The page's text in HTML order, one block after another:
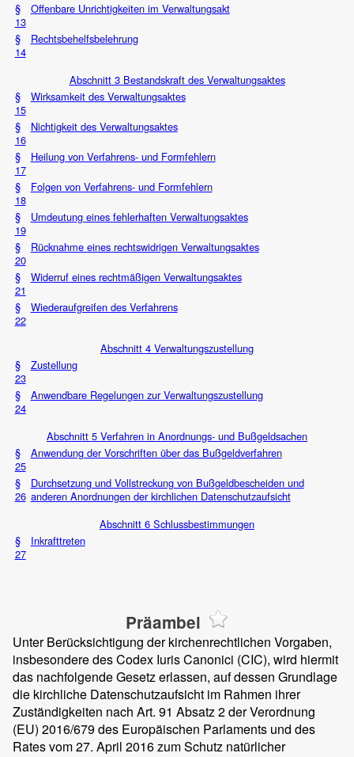
§
13
Offenbare Unrichtigkeiten im Verwaltungsakt
§
14
Rechtsbehelfsbelehrung
Abschnitt 3 Bestandskraft des Verwaltungsaktes
§
15
Wirksamkeit des Verwaltungsaktes
§
16
Nichtigkeit des Verwaltungsaktes
§
17
Heilung von Verfahrens- und Formfehlern
§
18
Folgen von Verfahrens- und Formfehlern
§
19
Umdeutung eines fehlerhaften Verwaltungsaktes
§
20
Rücknahme eines rechtswidrigen Verwaltungsaktes
§
21
Widerruf eines rechtmäßigen Verwaltungsaktes
§
22
Wiederaufgreifen des Verfahrens
Abschnitt 4 Verwaltungszustellung
§
23
Zustellung
§
24
Anwendbare Regelungen zur Verwaltungszustellung
Abschnitt 5 Verfahren in Anordnungs- und Bußgeldsachen
§
25
Anwendung der Vorschriften über das Bußgeldverfahren
§
26
Durchsetzung und Vollstreckung von Bußgeldbescheiden und
anderen Anordnungen der kirchlichen Datenschutzaufsicht
Abschnitt 6 Schlussbestimmungen
§
27
Inkrafttreten
Präambel
Unter Berücksichtigung der kirchenrechtlichen Vorgaben,
insbesondere des Codex Iuris Canonici (CIC), wird hiermit
das nachfolgende Gesetz erlassen, auf dessen Grundlage
die kirchliche Datenschutzaufsicht im Rahmen ihrer
Zuständigkeiten nach Art. 91 Absatz 2 der Verordnung
(EU) 2016/679 des Europäischen Parlaments und des
Rates vom 27. April 2016 zum Schutz natürlicher